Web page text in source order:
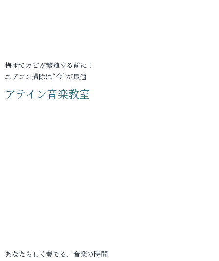
梅雨でカビが繁殖する前に！
エアコン掃除は“今”が最適
アテイン音楽教室
あなたらしく奏でる、音楽の時間